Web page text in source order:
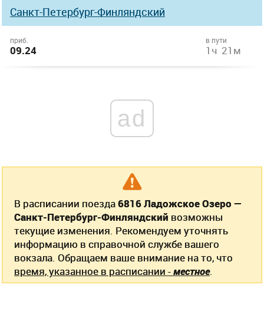
Санкт-Петербург-Финляндский
приб.
09.24
в пути
1ч 21м
ad
В расписании поезда6816 Ладожское Озеро —
Санкт-Петербург-Финляндский возможны
текущие изменения. Рекомендуем уточнять
информацию в справочной службе вашего
вокзала. Обращаем ваше внимание на то, что
время, указанное в расписании -местное.